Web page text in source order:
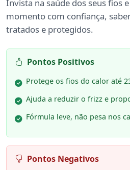
Invista na saúde dos seus fios
momento com confiança,
tratados e protegidos.
Pontos Positivos
Protege os fios do calor até
Ajuda a reduzir o frizz e
Fórmula leve, não pesa nos
Pontos Negativos